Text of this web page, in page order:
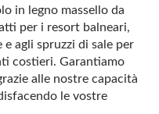
in legno massello da
per i resort balneari,
agli spruzzi di sale per
costieri. Garantiamo
alle nostre capacità
le vostre